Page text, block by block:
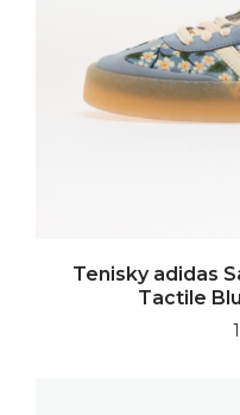
Tenisky adidas
Tactile